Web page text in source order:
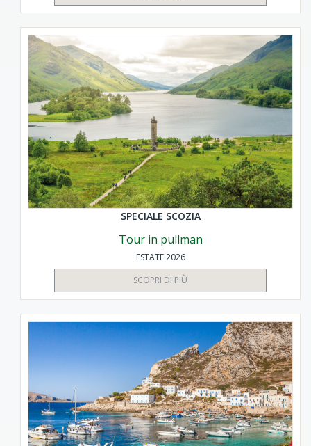
SPECIALE SCOZIA
Tour in pullman
ESTATE 2026
SCOPRI DI PIÙ